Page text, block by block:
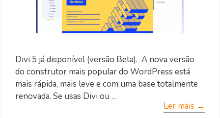
Divi 5 já disponível (versão Beta). A nova versão
do construtor mais popular do WordPress está
mais rápida, mais leve e com uma base totalmente
renovada. Se usas Divi ou …
Ler mais →